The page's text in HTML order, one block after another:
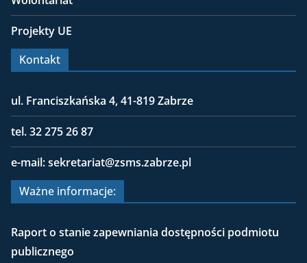
Projekty UE
Kontakt
ul. Franciszkańska 4, 41-819 Zabrze
tel. 32 275 26 87
e-mail: sekretariat@zsms.zabrze.pl
Ważne informacje:
Raport o stanie zapewniania dostępności podmiotu
publicznego